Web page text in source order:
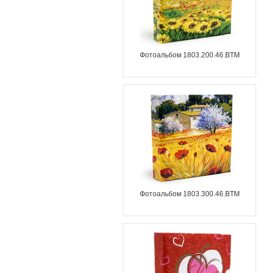
Фотоальбом 1803.200.46.BTM
Фотоальбом 1803.300.46.BTM